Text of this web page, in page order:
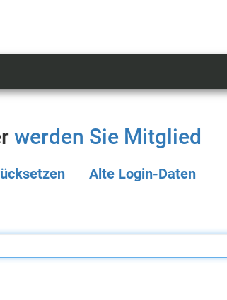
werden Sie Mitglied
Alte Login-Daten